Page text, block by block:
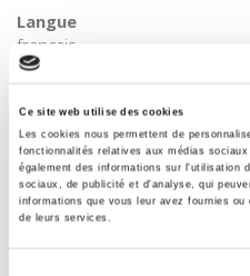
Ce site web utilise des cookies
Les cookies nous permettent de
fonctionnalités relatives aux médias
également des informations sur l'utilisation
sociaux, de publicité et d'analyse, qui
informations que vous leur avez fournies
de leurs services.
Langue
français
Mots clés
Développement durable
Urbanisme, Villes
Catégorie (éditeur)
Internet Hierarchy>Science
Catégorie (éditeur)